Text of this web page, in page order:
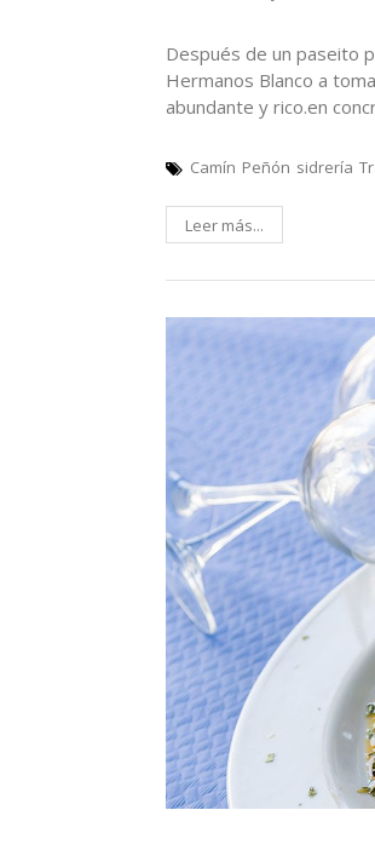
Después de un paseito
Hermanos Blanco a
abundante y rico.en
Camín Peñón sidrería
Leer más...